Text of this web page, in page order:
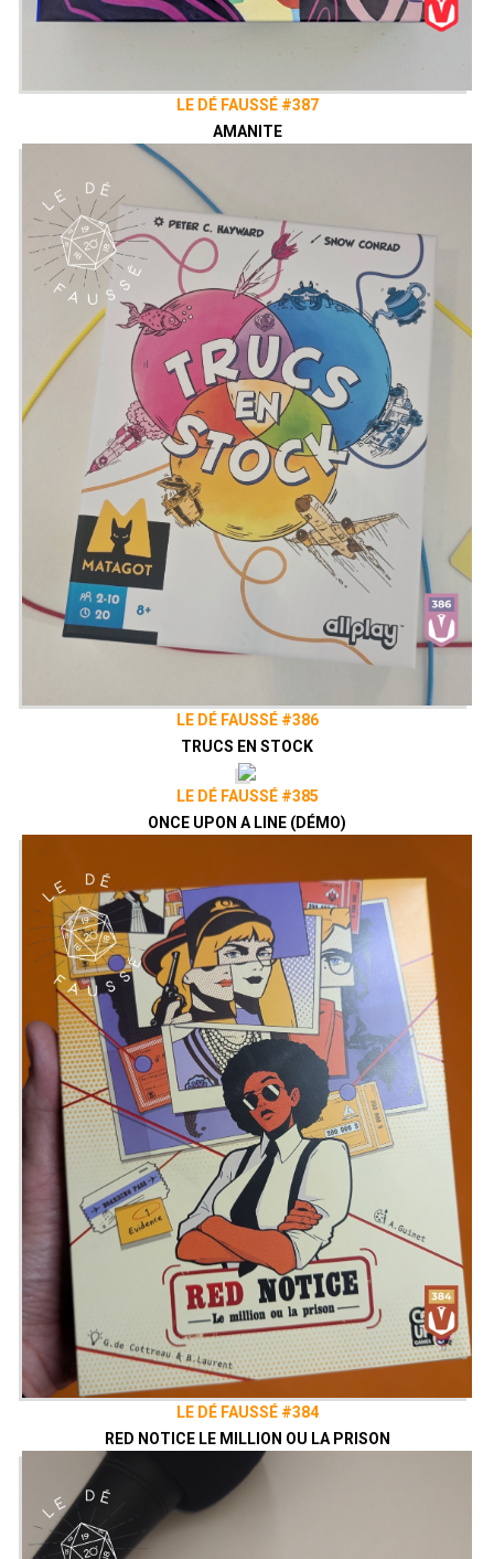
LE DÉ FAUSSÉ #387
AMANITE
LE DÉ FAUSSÉ #386
TRUCS EN STOCK
LE DÉ FAUSSÉ #385
ONCE UPON A LINE (DÉMO)
LE DÉ FAUSSÉ #384
RED NOTICE LE MILLION OU LA PRISON